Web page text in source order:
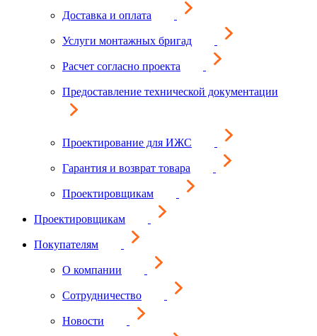
Доставка и оплата
Услуги монтажных бригад
Расчет согласно проекта
Предоставление технической документации
Проектирование для ИЖС
Гарантия и возврат товара
Проектировщикам
Проектировщикам
Покупателям
О компании
Сотрудничество
Новости